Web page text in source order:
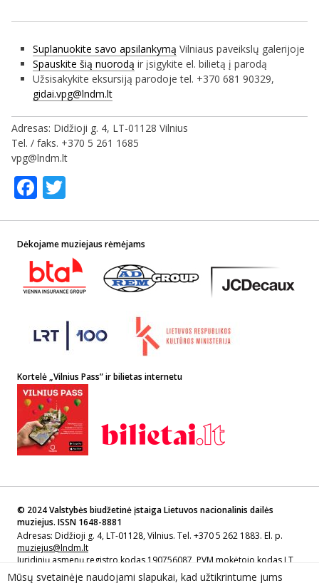
Suplanuokite savo apsilankymą Vilniaus paveikslų galerijoje
Spauskite šią nuorodą ir įsigykite el. bilietą į parodą
Užsisakykite eksursiją parodoje tel. +370 681 90329,
gidai.vpg@lndm.lt
Adresas: Didžioji g. 4, LT-01128 Vilnius
Tel. / faks. +370 5 261 1685
vpg@lndm.lt
Facebook
Dėkojame muziejaus rėmėjams
Kortelė „Vilnius Pass” ir bilietas internetu
© 2024 Valstybės biudžetinė įstaiga Lietuvos nacionalinis dailės
muziejus. ISSN 1648-8881
Adresas: Didžioji g. 4, LT-01128, Vilnius. Tel. +370 5 262 1883. El. p.
muziejus@lndm.lt
Juridinių asmenų registro kodas 190756087, PVM mokėtojo kodas LT
907560811
Mūsų svetainėje naudojami slapukai, kad užtikrintume jums